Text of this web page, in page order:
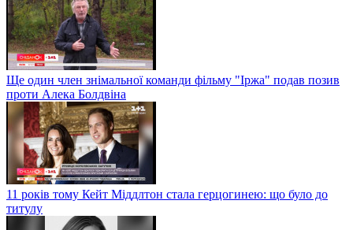
Ще один член знімальної команди фільму "Іржа" подав позив
проти Алека Болдвіна
11 років тому Кейт Міддлтон стала герцогинею: що було до
титулу